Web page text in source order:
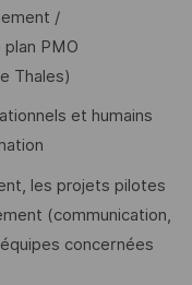
/
PMO
Thales)
et humains
les projets pilotes
(communication,
concernées